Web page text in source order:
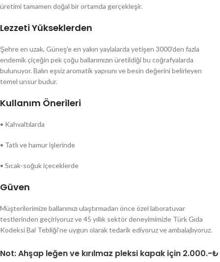
üretimi tamamen doğal bir ortamda gerçekleşir.
Lezzeti Yükseklerden
Şehre en uzak, Güneş’e en yakın yaylalarda yetişen 3000’den fazla
endemik çiçeğin pek çoğu ballarımızın üretildiği bu coğrafyalarda
bulunuyor. Balın eşsiz aromatik yapısını ve besin değerini belirleyen
temel unsur budur.
Kullanım Önerileri
• Kahvaltılarda
• Tatlı ve hamur işlerinde
• Sıcak-soğuk içeceklerde
Güven
Müşterilerimize ballarımızı ulaştırmadan önce özel laboratuvar
testlerinden geçiriyoruz ve 45 yıllık sektör deneyimimizle Türk Gıda
Kodeksi Bal Tebliği’ne uygun olarak tedarik ediyoruz ve ambalajlıyoruz.
Not: Ahşap leğen ve kırılmaz pleksi kapak için 2.000.-₺